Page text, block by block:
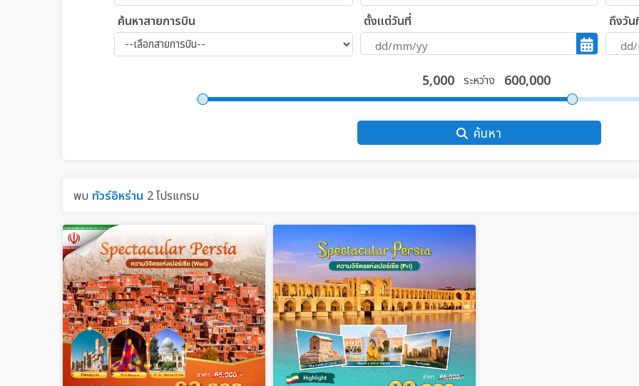
ค้นหาสายการบิน ตั้งแต่วันที่ ถึงวัน
ระหว่าง
ค้นหา
พบ ทัวร์อิหร่าน 2 โปรแกรม